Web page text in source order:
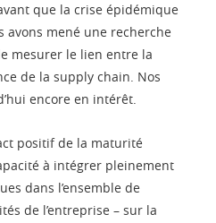
que la crise épidémique
avons mené une recherche
mesurer le lien entre la
de la supply chain. Nos
encore en intérêt.
positif de la maturité
à intégrer pleinement
dans l’ensemble de
de l’entreprise – sur la